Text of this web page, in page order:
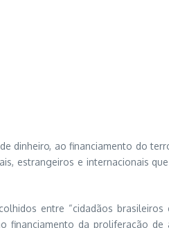
dinheiro, ao financiamento do
estrangeiros e internacionais
entre “cidadãos brasileiros
financiamento da proliferação de